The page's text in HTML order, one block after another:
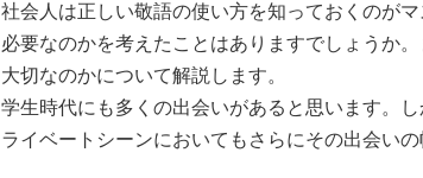
社会人は正しい敬語の使い方を知っておくのが
必要なのかを考えたことはありますでしょうか
大切なのかについて解説します。
学生時代にも多くの出会いがあると思います。
ライベートシーンにおいてもさらにその出会いの